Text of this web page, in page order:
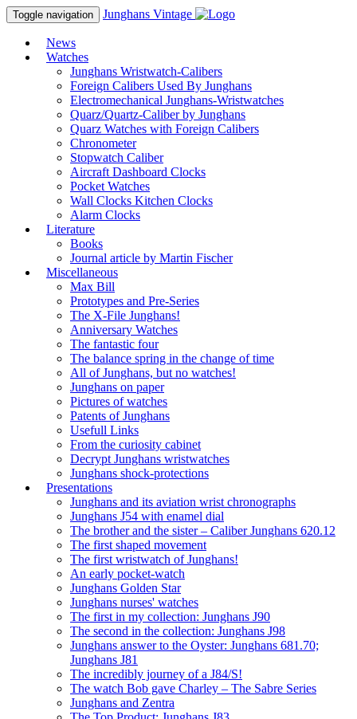
Toggle navigation Junghans Vintage
News
Watches
Junghans Wristwatch-Calibers
Foreign Calibers Used By Junghans
Electromechanical Junghans-Wristwatches
Quarz/Quartz-Caliber by Junghans
Quarz Watches with Foreign Calibers
Chronometer
Stopwatch Caliber
Aircraft Dashboard Clocks
Pocket Watches
Wall Clocks Kitchen Clocks
Alarm Clocks
Literature
Books
Journal article by Martin Fischer
Miscellaneous
Max Bill
Prototypes and Pre-Series
The X-File Junghans!
Anniversary Watches
The fantastic four
The balance spring in the change of time
All of Junghans, but no watches!
Junghans on paper
Pictures of watches
Patents of Junghans
Usefull Links
From the curiosity cabinet
Decrypt Junghans wristwatches
Junghans shock-protections
Presentations
Junghans and its aviation wrist chronographs
Junghans J54 with enamel dial
The brother and the sister – Caliber Junghans 620.12
The first shaped movement
The first wristwatch of Junghans!
An early pocket-watch
Junghans Golden Star
Junghans nurses' watches
The first in my collection: Junghans J90
The second in the collection: Junghans J98
Junghans answer to the Oyster: Junghans 681.70;
Junghans J81
The incredibly journey of a J84/S!
The watch Bob gave Charley – The Sabre Series
Junghans and Zentra